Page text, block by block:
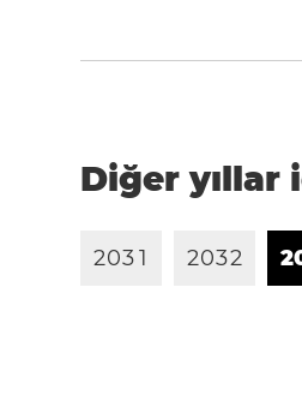
Diğer yıllar
2031 2032 2